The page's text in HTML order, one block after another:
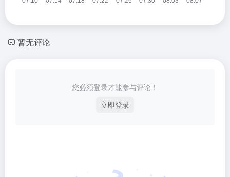
暂无评论
您必须登录才能参与评论！
立即登录